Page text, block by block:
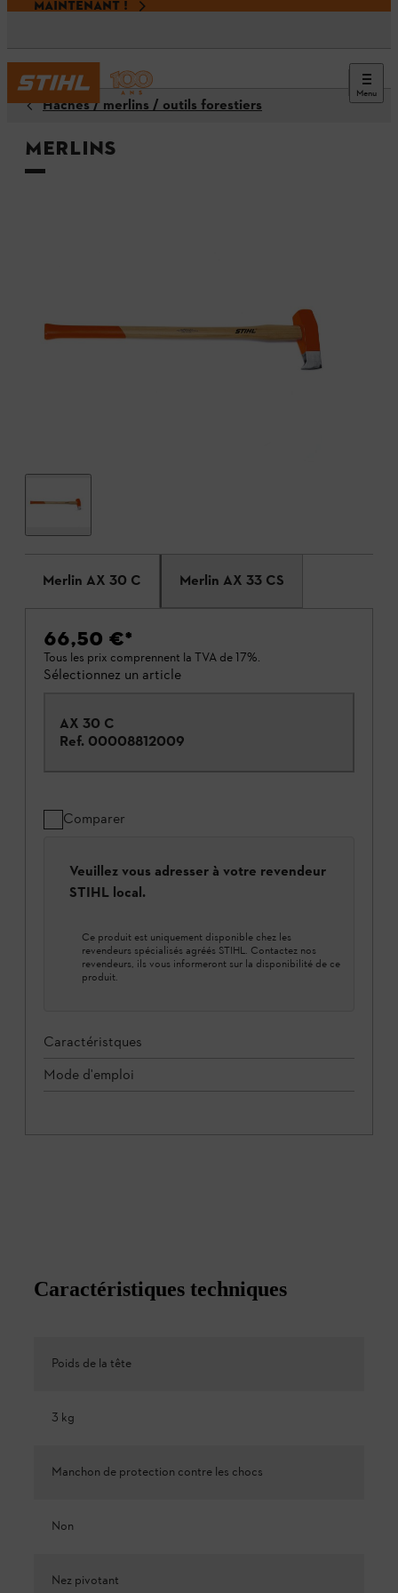
MAINTENANT !
Menu
Haches / merlins / outils forestiers
Merlins
Merlin AX 30 C Merlin AX 33 CS
66,50 €*
Tous les prix comprennent la TVA de 17%.
Sélectionnez un article
AX 30 C
Ref. 00008812009
Comparer
Veuillez vous adresser à votre revendeur
STIHL local.
Ce produit est uniquement disponible chez les
revendeurs spécialisés agréés STIHL. Contactez nos
revendeurs, ils vous informeront sur la disponibilité de ce
produit.
Caractéristques
Mode d'emploi
Caractéristiques techniques
Poids de la tête
3 kg
Manchon de protection contre les chocs
Non
Nez pivotant